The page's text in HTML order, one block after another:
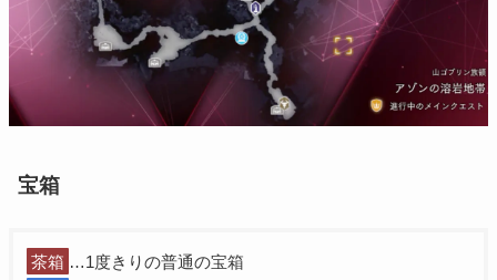
宝箱
茶箱 …1度きりの普通の宝箱